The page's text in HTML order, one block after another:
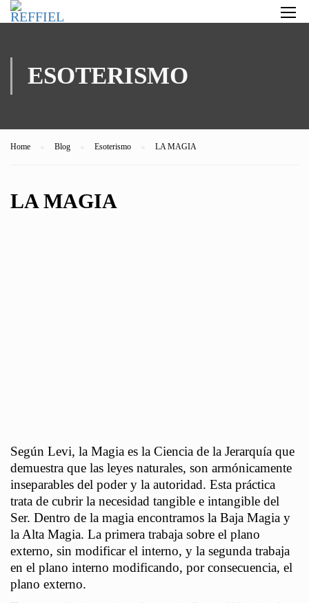
ESOTERISMO
Home Blog Esoterismo LA MAGIA
LA MAGIA
Según Levi, la Magia es la Ciencia de la Jerarquía que
demuestra que las leyes naturales, son armónicamente
inseparables del poder y la autoridad. Esta práctica
trata de cubrir la necesidad tangible e intangible del
Ser. Dentro de la magia encontramos la Baja Magia y
la Alta Magia. La primera trabaja sobre el plano
externo, sin modificar el interno, y la segunda trabaja
en el plano interno modificando, por consecuencia, el
plano externo.